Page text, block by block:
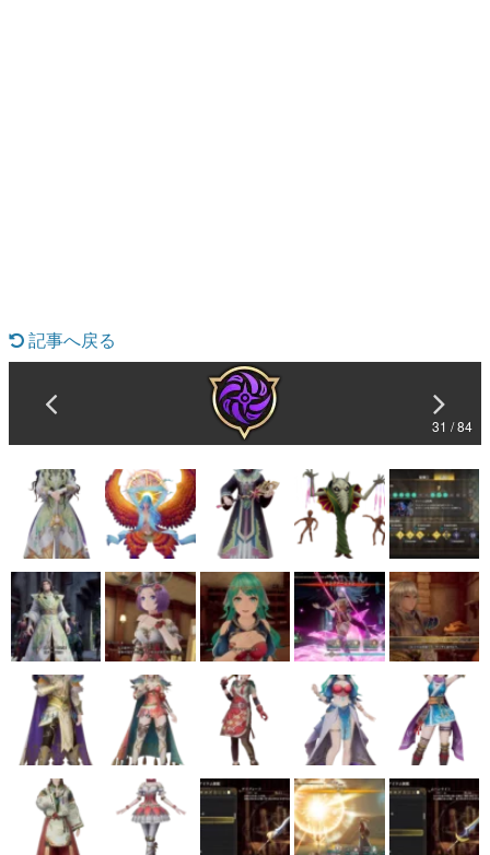
カテゴリ
女性向け
アプリレビュー
その他
電ファミニコゲーマーとは？
運営：株式会社マレ
記事へ戻る
31 / 84